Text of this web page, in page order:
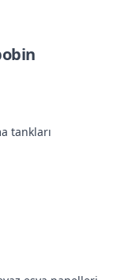
tankları